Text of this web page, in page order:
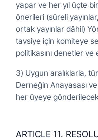
yapar ve her yıl üçte
önerileri (süreli
ortak yayınlar dâhil)
tavsiye için komiteye
politikasını denetler
3) Uygun aralıklarla,
Derneğin Anayasası
her üyeye
ARTICLE 11.